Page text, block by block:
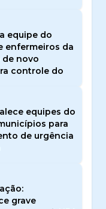
equipe do
enfermeiros da
de novo
controle do
equipes do
para
de urgência
grave